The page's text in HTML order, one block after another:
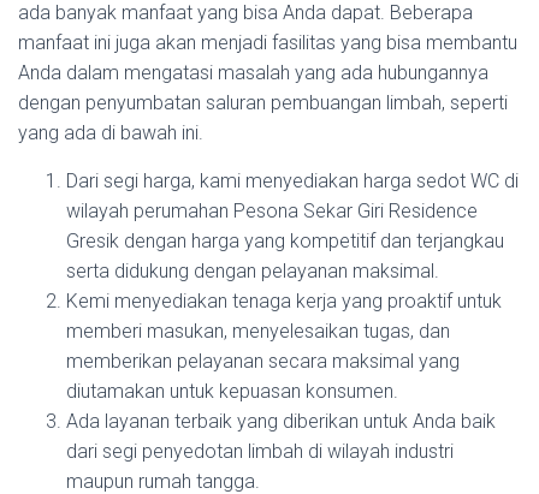
ada banyak manfaat yang bisa Anda dapat. Beberapa
manfaat ini juga akan menjadi fasilitas yang bisa membantu
Anda dalam mengatasi masalah yang ada hubungannya
dengan penyumbatan saluran pembuangan limbah, seperti
yang ada di bawah ini.
Dari segi harga, kami menyediakan harga sedot WC di
wilayah perumahan Pesona Sekar Giri Residence
Gresik dengan harga yang kompetitif dan terjangkau
serta didukung dengan pelayanan maksimal.
Kemi menyediakan tenaga kerja yang proaktif untuk
memberi masukan, menyelesaikan tugas, dan
memberikan pelayanan secara maksimal yang
diutamakan untuk kepuasan konsumen.
Ada layanan terbaik yang diberikan untuk Anda baik
dari segi penyedotan limbah di wilayah industri
maupun rumah tangga.